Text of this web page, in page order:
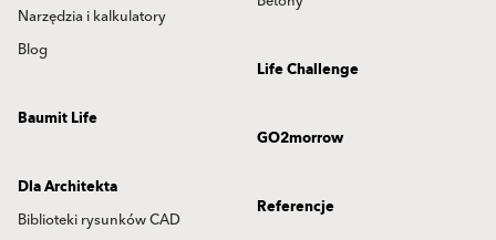
Narzędzia i kalkulatory
Blog
Life Challenge
Baumit Life
GO2morrow
Dla Architekta
Biblioteki rysunków CAD
Referencje